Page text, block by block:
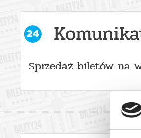
Sprzedaż biletów na